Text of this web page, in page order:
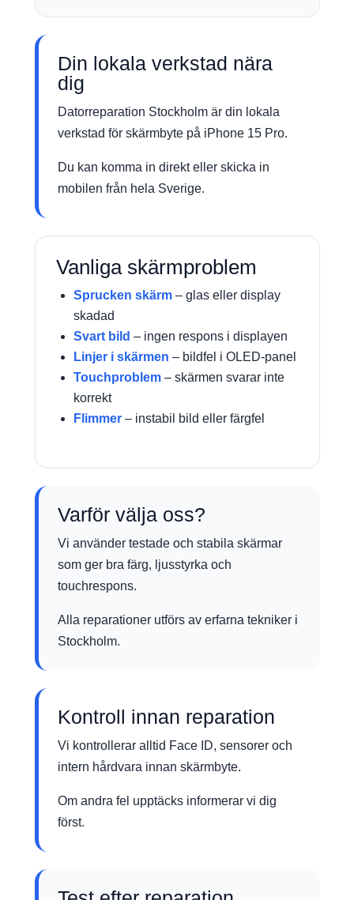
Din lokala verkstad nära
dig
Datorreparation Stockholm är din lokala
verkstad för skärmbyte på iPhone 15 Pro.
Du kan komma in direkt eller skicka in
mobilen från hela Sverige.
Vanliga skärmproblem
Sprucken skärm – glas eller display
skadad
Svart bild – ingen respons i displayen
Linjer i skärmen – bildfel i OLED-panel
Touchproblem – skärmen svarar inte
korrekt
Flimmer – instabil bild eller färgfel
Varför välja oss?
Vi använder testade och stabila skärmar
som ger bra färg, ljusstyrka och
touchrespons.
Alla reparationer utförs av erfarna tekniker i
Stockholm.
Kontroll innan reparation
Vi kontrollerar alltid Face ID, sensorer och
intern hårdvara innan skärmbyte.
Om andra fel upptäcks informerar vi dig
först.